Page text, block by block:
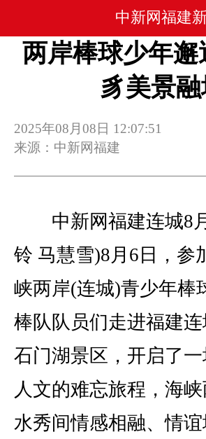
中新网福建
两岸棒球少年
豸美景
2025年08月08日 12:07:51
来源：中新网福建
中新网福建连城8
铃 马慧雪)8月6日，参
峡两岸(连城)青少年棒
棒队队员们走进福建
石门湖景区，开启了
人文的难忘旅程，海
水秀间情感相融、情谊